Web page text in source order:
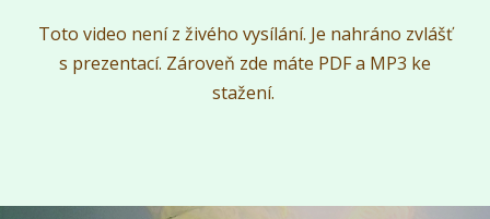
Toto video není z živého vysílání. Je nahráno zvlášť
s prezentací. Zároveň zde máte PDF a MP3 ke
stažení.